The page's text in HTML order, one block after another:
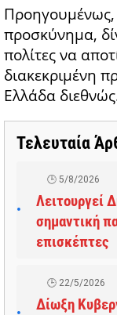
Προηγουμένως,
προσκύνημα,
πολίτες να
διακεκριμένη
Ελλάδα
Τελευταία
5/8/2026
Λειτουργεί
σημαντική
επισκέπτες
22/5/2026
Δίωξη